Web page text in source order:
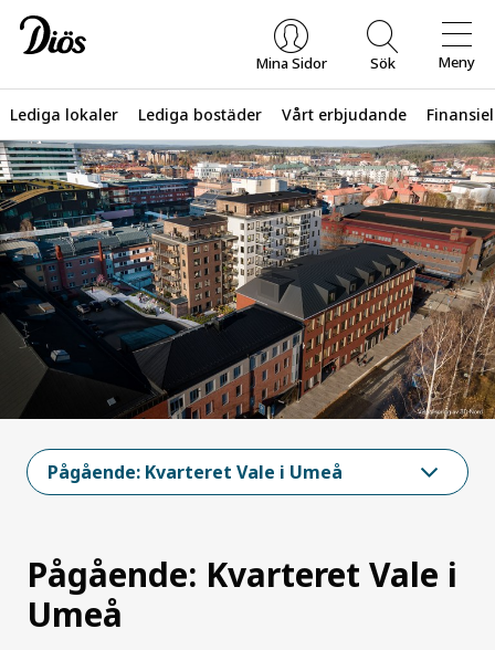
Mina Sidor Sök Meny
Lediga lokaler Lediga bostäder Vårt erbjudande
Vad letar du efter?
Pågående: Kvarteret Vale i Umeå
Pågående: Kvarteret Vale i
Umeå